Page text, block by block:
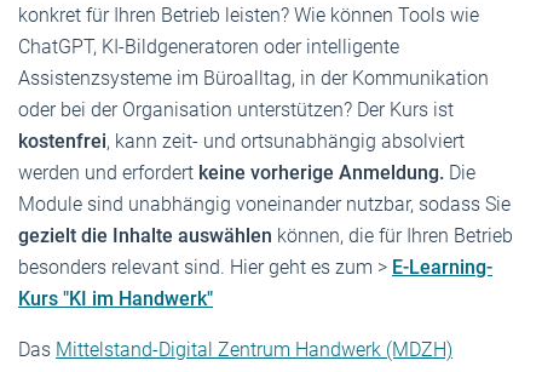
konkret für Ihren Betrieb leisten? Wie können Tools wie
ChatGPT, KI-Bildgeneratoren oder intelligente
Assistenzsysteme im Büroalltag, in der Kommunikation
oder bei der Organisation unterstützen? Der Kurs ist
kostenfrei, kann zeit- und ortsunabhängig absolviert
werden und erfordert keine vorherige Anmeldung. Die
Module sind unabhängig voneinander nutzbar, sodass Sie
gezielt die Inhalte auswählen können, die für Ihren Betrieb
besonders relevant sind. Hier geht es zum > E-Learning-
Kurs "KI im Handwerk"
Das Mittelstand-Digital Zentrum Handwerk (MDZH)